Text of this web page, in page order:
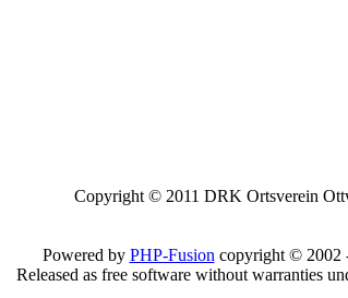
Copyright © 2011 DRK Ortsverein
Powered by PHP-Fusion copyright © 2002
Released as free software without warranties